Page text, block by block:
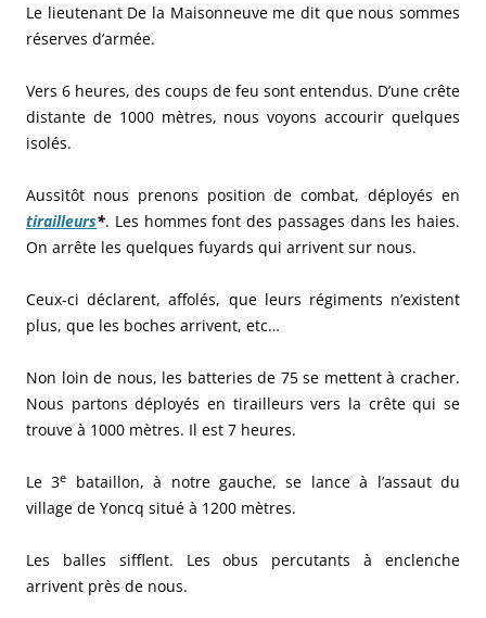
Le lieutenant De la Maisonneuve me dit que nous sommes
réserves d’armée.
Vers 6 heures, des coups de feu sont entendus. D’une crête
distante de 1000 mètres, nous voyons accourir quelques
isolés.
Aussitôt nous prenons position de combat, déployés en
tirailleurs*. Les hommes font des passages dans les haies.
On arrête les quelques fuyards qui arrivent sur nous.
Ceux-ci déclarent, affolés, que leurs régiments n’existent
plus, que les boches arrivent, etc…
Non loin de nous, les batteries de 75 se mettent à cracher.
Nous partons déployés en tirailleurs vers la crête qui se
trouve à 1000 mètres. Il est 7 heures.
Le 3e
bataillon, à notre gauche, se lance à l’assaut du
village de Yoncq situé à 1200 mètres.
Les balles sifflent. Les obus percutants à enclenche
arrivent près de nous.